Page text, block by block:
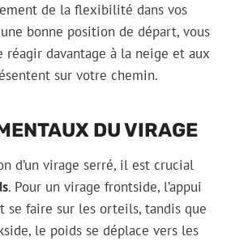
de la flexibilité dans vos
bonne position de départ, vous
réagir davantage à la neige et aux
sur votre chemin.
DU VIRAGE
d’un virage serré, il est crucial
. Pour un virage frontside, l’appui
se faire sur les orteils, tandis que
le poids se déplace vers les